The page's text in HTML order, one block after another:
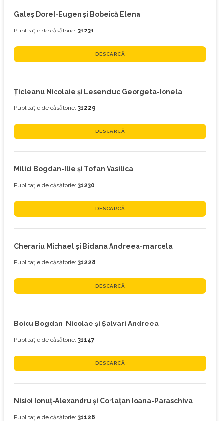
Galeş Dorel-Eugen și Bobeică Elena
Publicație de căsătorie: 31231
DESCARCĂ
Ţicleanu Nicolaie și Lesenciuc Georgeta-Ionela
Publicație de căsătorie: 31229
DESCARCĂ
Milici Bogdan-Ilie și Tofan Vasilica
Publicație de căsătorie: 31230
DESCARCĂ
Cherariu Michael și Bidana Andreea-marcela
Publicație de căsătorie: 31228
DESCARCĂ
Boicu Bogdan-Nicolae și Șalvari Andreea
Publicație de căsătorie: 31147
DESCARCĂ
Nisioi Ionuț-Alexandru și Corlațan Ioana-Paraschiva
Publicație de căsătorie: 31126